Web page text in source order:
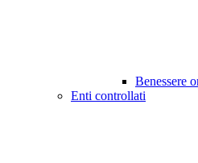
Benessere
Enti controllati